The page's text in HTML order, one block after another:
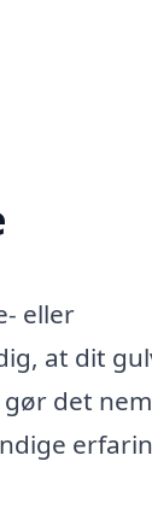
eller
at dit
det